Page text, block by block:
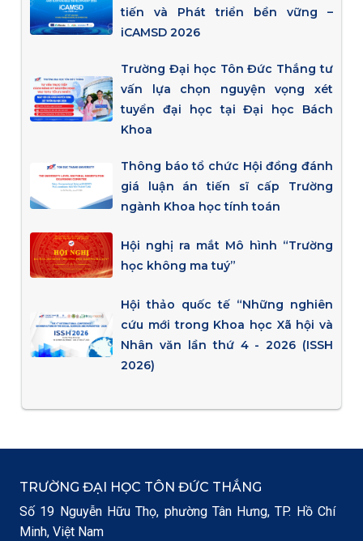
tiến và Phát triển bền vững –
iCAMSD 2026
Trường Đại học Tôn Đức Thắng tư
vấn lựa chọn nguyện vọng xét
tuyển đại học tại Đại học Bách
Khoa
Thông báo tổ chức Hội đồng đánh
giá luận án tiến sĩ cấp Trường
ngành Khoa học tính toán
Hội nghị ra mắt Mô hình “Trường
học không ma tuý”
Hội thảo quốc tế “Những nghiên
cứu mới trong Khoa học Xã hội và
Nhân văn lần thứ 4 - 2026 (ISSH
2026)
TRƯỜNG ĐẠI HỌC TÔN ĐỨC THẮNG
Số 19 Nguyễn Hữu Thọ, phường Tân Hưng, TP. Hồ Chí
Minh, Việt Nam